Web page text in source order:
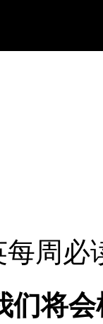
每周
们将